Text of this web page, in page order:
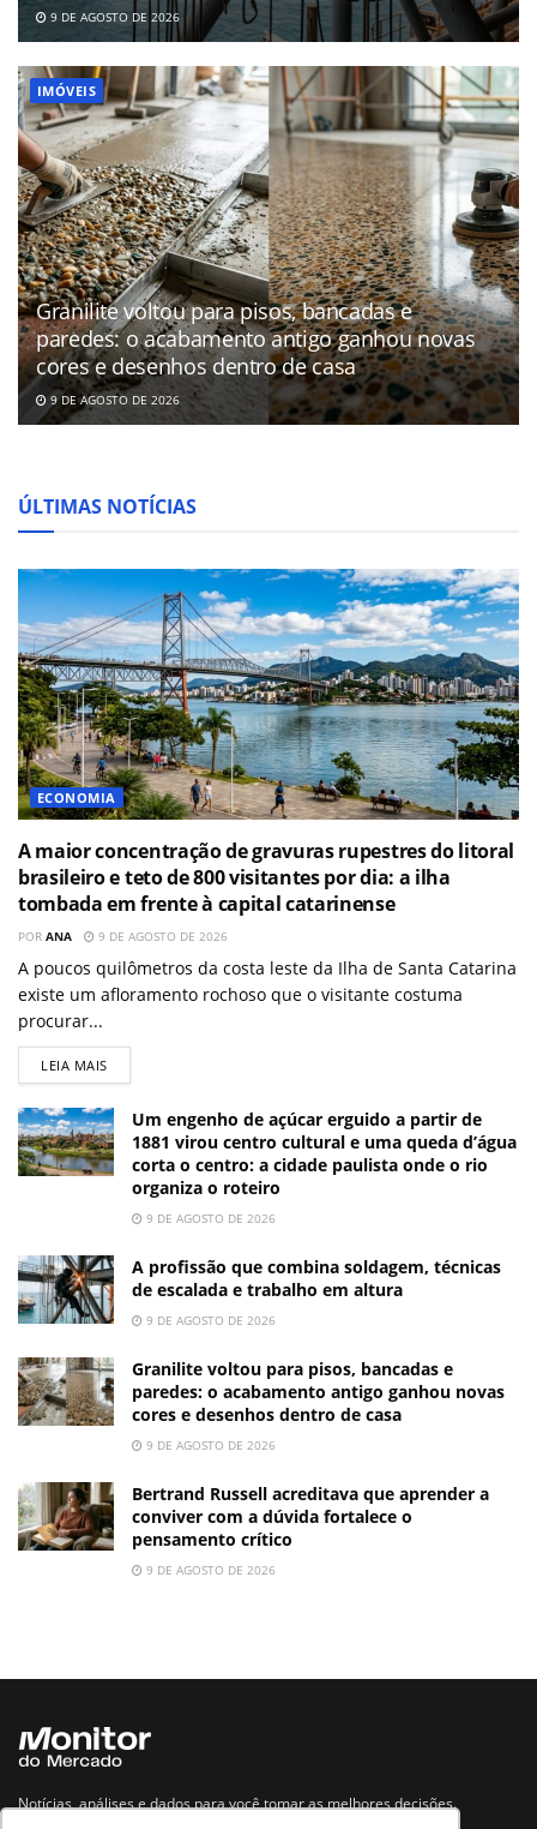
9 DE AGOSTO DE 2026
IMÓVEIS
Granilite voltou para pisos, bancadas e
paredes: o acabamento antigo ganhou novas
cores e desenhos dentro de casa
9 DE AGOSTO DE 2026
ÚLTIMAS NOTÍCIAS
ECONOMIA
A maior concentração de gravuras rupestres do litoral
brasileiro e teto de 800 visitantes por dia: a ilha
tombada em frente à capital catarinense
POR ANA 9 DE AGOSTO DE 2026
A poucos quilômetros da costa leste da Ilha de Santa Catarina
existe um afloramento rochoso que o visitante costuma
procurar...
LEIA MAIS
Um engenho de açúcar erguido a partir de
1881 virou centro cultural e uma queda d’água
corta o centro: a cidade paulista onde o rio
organiza o roteiro
9 DE AGOSTO DE 2026
A profissão que combina soldagem, técnicas
de escalada e trabalho em altura
9 DE AGOSTO DE 2026
Granilite voltou para pisos, bancadas e
paredes: o acabamento antigo ganhou novas
cores e desenhos dentro de casa
9 DE AGOSTO DE 2026
Bertrand Russell acreditava que aprender a
conviver com a dúvida fortalece o
pensamento crítico
9 DE AGOSTO DE 2026
Notícias, análises e dados para você tomar as melhores decisões.